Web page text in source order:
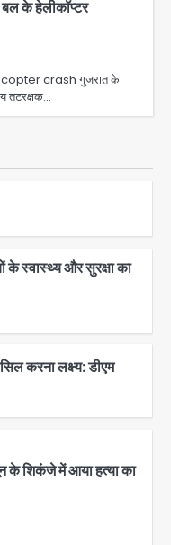
के हेलीकॉप्टर
crash गुजरात के
तटरक्षक…
के स्वास्थ्य और सुरक्षा का
करना लक्ष्य: डीएम
के शिकंजे में आया हत्या का